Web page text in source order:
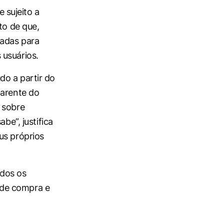
sujeito a
de que,
para
a partir do
do
justifica
próprios
os
compra e